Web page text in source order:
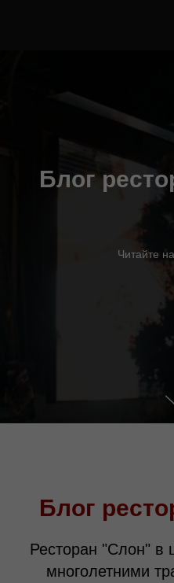
Блог
Читайте
Блог
Ресторан "Слон" в
многолетними